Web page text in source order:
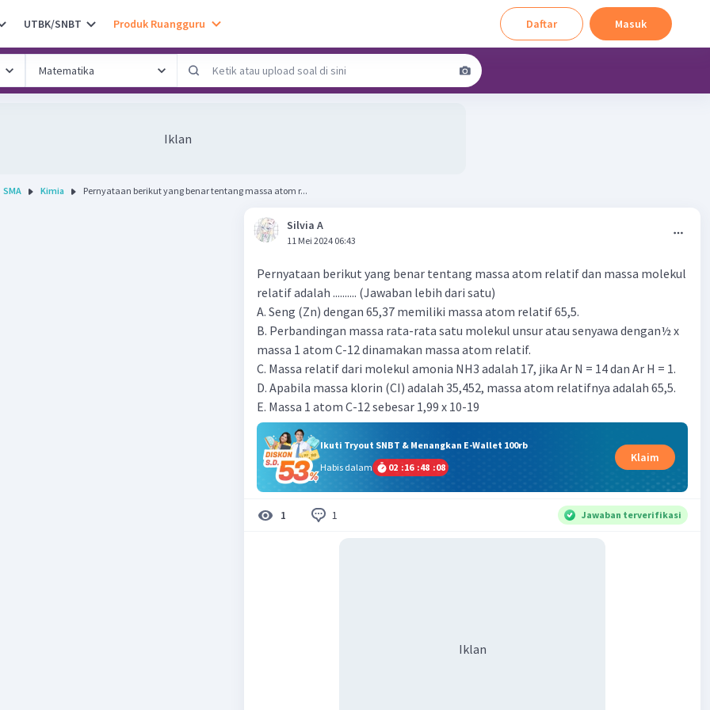
UTBK/SNBT Produk Ruangguru Daftar Masuk
Iklan
SMA Kimia Pernyataan berikut yang benar tentang massa atom r...
Silvia A
11 Mei 2024 06:43
Pernyataan berikut yang benar tentang massa atom relatif dan massa molekul
relatif adalah .......... (Jawaban lebih dari satu)
A. Seng (Zn) dengan 65,37 memiliki massa atom relatif 65,5.
B. Perbandingan massa rata-rata satu molekul unsur atau senyawa dengan½ x
massa 1 atom C-12 dinamakan massa atom relatif.
C. Massa relatif dari molekul amonia NH3 adalah 17, jika Ar N = 14 dan Ar H = 1.
D. Apabila massa klorin (CI) adalah 35,452, massa atom relatifnya adalah 65,5.
E. Massa 1 atom C-12 sebesar 1,99 x 10-19
Ikuti Tryout SNBT & Menangkan E-Wallet 100rb
Habis dalam
02 :16 :48 :07
Klaim
1 1 Jawaban terverifikasi
Iklan